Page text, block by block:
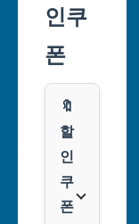
별
부
산
광
역
시
인쿠
폰
🔖
할
인
쿠
폰